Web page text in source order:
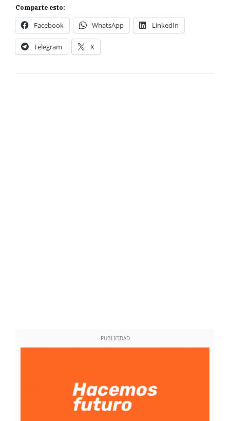
Comparte esto:
Facebook WhatsApp LinkedIn
Telegram X